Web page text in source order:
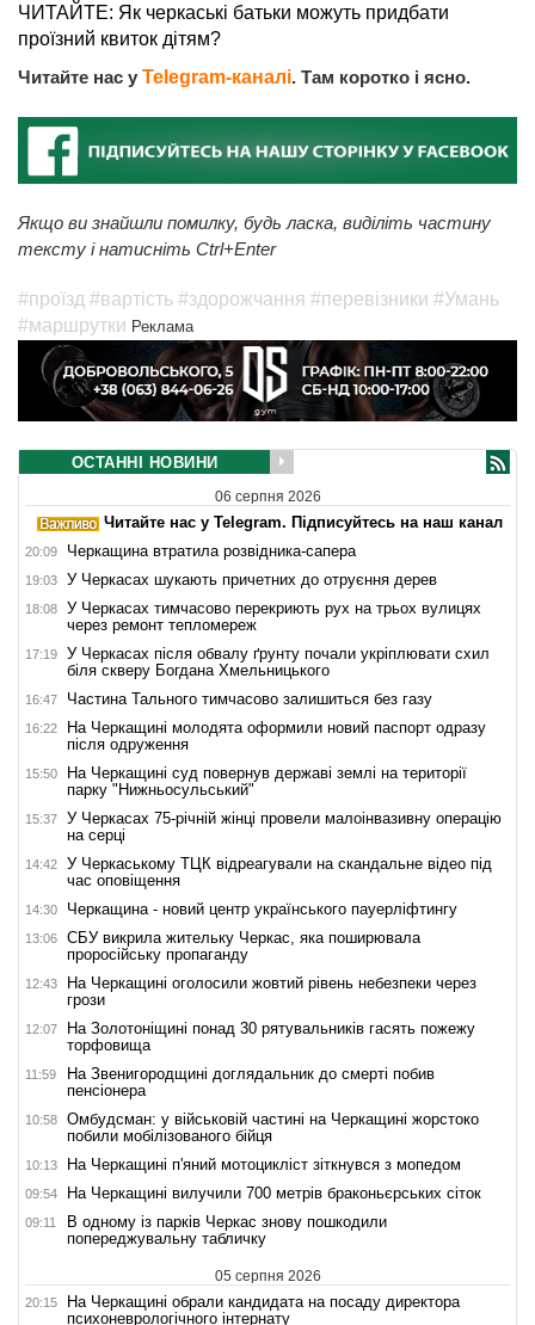
ЧИТАЙТЕ: Як черкаські батьки можуть придбати
проїзний квиток дітям?
Читайте нас у Telegram-каналі. Там коротко і ясно.
Якщо ви знайшли помилку, будь ласка, виділіть частину
тексту і натисніть Ctrl+Enter
#проїзд #вартість #здорожчання #перевізники #Умань
#маршрутки Реклама
ОСТАННІ НОВИНИ
06 серпня 2026
Читайте нас у Telegram. Підписуйтесь на наш канал
20:09 Черкащина втратила розвідника-сапера
19:03 У Черкасах шукають причетних до отруєння дерев
18:08
У Черкасах тимчасово перекриють рух на трьох вулицях
через ремонт тепломереж
17:19
У Черкасах після обвалу ґрунту почали укріплювати схил
біля скверу Богдана Хмельницького
16:47 Частина Тального тимчасово залишиться без газу
16:22
На Черкащині молодята оформили новий паспорт одразу
після одруження
15:50
На Черкащині суд повернув державі землі на території
парку "Нижньосульський"
15:37
У Черкасах 75-річній жінці провели малоінвазивну операцію
на серці
14:42
У Черкаському ТЦК відреагували на скандальне відео під
час оповіщення
14:30 Черкащина - новий центр українського пауерліфтингу
13:06
СБУ викрила жительку Черкас, яка поширювала
проросійську пропаганду
12:43
На Черкащині оголосили жовтий рівень небезпеки через
грози
12:07
На Золотоніщині понад 30 рятувальників гасять пожежу
торфовища
11:59
На Звенигородщині доглядальник до смерті побив
пенсіонера
10:58
Омбудсман: у військовій частині на Черкащині жорстоко
побили мобілізованого бійця
10:13 На Черкащині п'яний мотоцикліст зіткнувся з мопедом
09:54 На Черкащині вилучили 700 метрів браконьєрських сіток
09:11
В одному із парків Черкас знову пошкодили
попереджувальну табличку
05 серпня 2026
20:15
На Черкащині обрали кандидата на посаду директора
психоневрологічного інтернату